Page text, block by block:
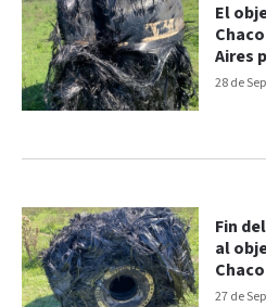
28 de
El
Aires
27 de
Fin
al
Chaco